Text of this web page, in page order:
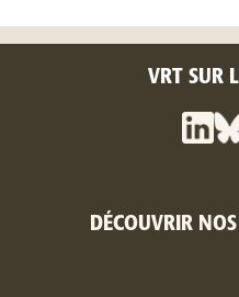
VRT SUR
DÉCOUVRIR